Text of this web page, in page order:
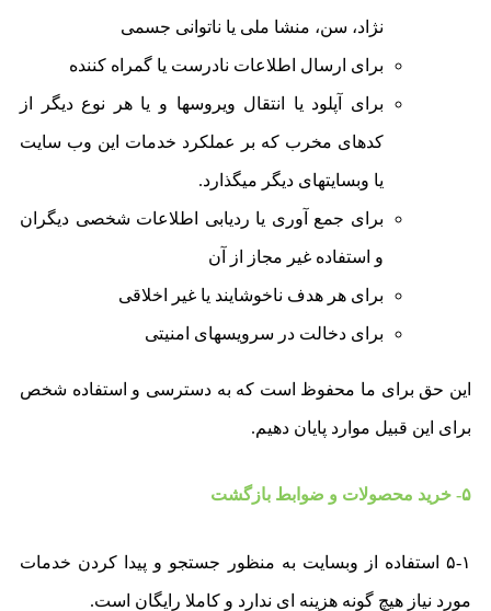
نژاد، سن، منشا ملی یا ناتوانی جسمی
برای ارسال اطلاعات نادرست یا گمراه کننده
برای آپلود یا انتقال ویروسها و یا هر نوع دیگر از
کدهای مخرب که بر عملکرد خدمات این وب سایت
یا وبسایتهای دیگر میگذارد.
برای جمع آوری یا ردیابی اطلاعات شخصی دیگران
و استفاده غیر مجاز از آن
برای هر هدف ناخوشایند یا غیر اخلاقی
برای دخالت در سرویسهای امنیتی
این حق برای ما محفوظ است که به دسترسی و استفاده شخص
برای این قبیل موارد پایان دهیم.
۵- خرید محصولات و ضوابط بازگشت
۵-۱ استفاده از وبسایت به منظور جستجو و پیدا کردن خدمات
مورد نیاز هیچ گونه هزینه ای ندارد و کاملا رایگان است.